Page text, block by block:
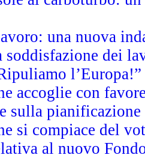
una nuova
soddisfazione dei
l’Europa!”
accoglie con
sulla
si compiace del
al nuovo